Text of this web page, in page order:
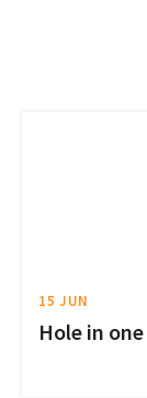
15 JUN
Hole in